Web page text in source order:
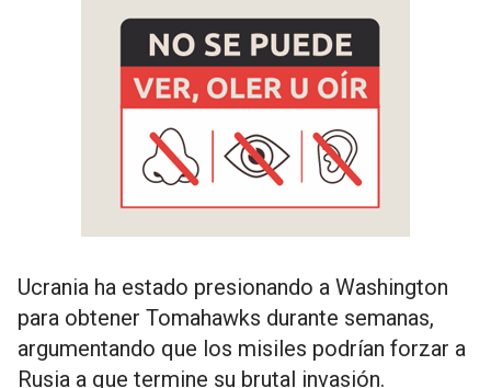
Ucrania ha estado presionando a Washington
para obtener Tomahawks durante semanas,
argumentando que los misiles podrían forzar a
Rusia a que termine su brutal invasión.